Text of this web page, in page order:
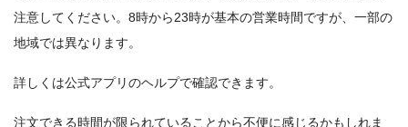
注意してください。 8時から23時が基本の営業時間ですが、一部の
地域では異なります。
詳しくは公式アプリのヘルプで確認できます。
注文できる時間が限られていることから不便に感じるかもしれま